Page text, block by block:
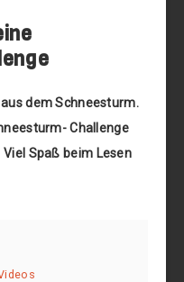
dem Schneesturm.
Challenge
Spaß beim Lesen